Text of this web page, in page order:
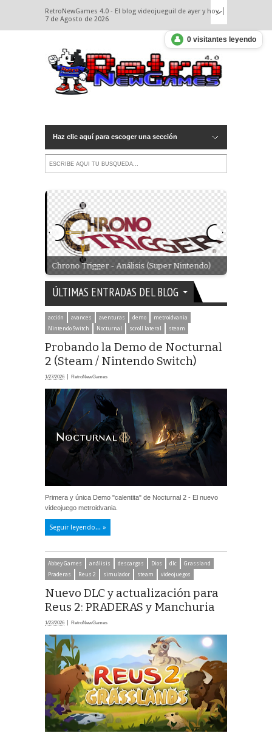
RetroNewGames 4.0 - El blog videojueguil de ayer y hoy.
7 de Agosto de 2026
Haz clic aquí para escoger una sección
Chrono Trigger - Análisis (Super Nintendo)
ÚLTIMAS ENTRADAS DEL BLOG
acción avances aventuras demo
metroidvania
Nintendo Switch
Nocturnal scroll lateral steam
Probando la Demo de Nocturnal
2 (Steam / Nintendo Switch)
1/27/2026 RetroNewGames
Primera y única Demo "calentita" de Nocturnal 2 - El nuevo
videojuego metroidvania.
Seguir leyendo... »
Abbey Games análisis descargas Dios dlc
Grassland
Praderas
Reus 2 simulador steam videojuegos
Nuevo DLC y actualización para
Reus 2: PRADERAS y Manchuria
1/22/2026 RetroNewGames
👤 0 visitantes leyendo